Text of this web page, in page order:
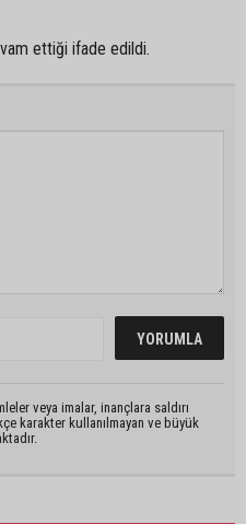
ettiği ifade edildi.
veya imalar, inançlara saldırı
karakter kullanılmayan ve büyük